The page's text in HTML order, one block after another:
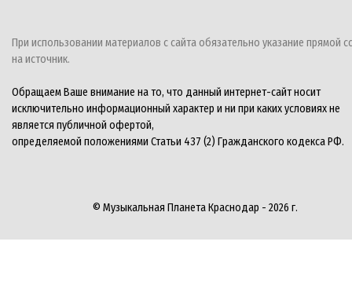
При использовании материалов с сайта обязательно указание прямой
на источник.
Обращаем Ваше внимание на то, что данный интернет-сайт носит
исключительно информационный характер и ни при каких условиях не
является публичной офертой,
определяемой положениями Статьи 437 (2) Гражданского кодекса РФ.
© Музыкальная Планета Краснодар - 2026 г.